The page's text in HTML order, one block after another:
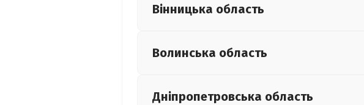
Вінницька область
Волинська область
Дніпропетровська область